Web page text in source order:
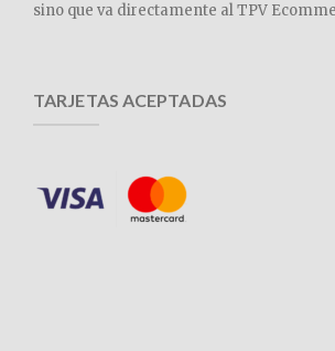
sino que va directamente al TPV
TARJETAS ACEPTADAS